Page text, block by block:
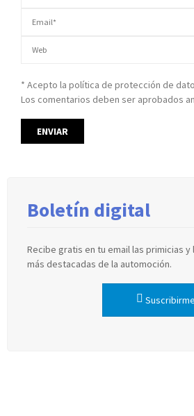
* Acepto la política de protección de
Los comentarios deben ser aprobados
Boletín digital
Recibe gratis en tu email las primicias
más destacadas de la automoción.
Suscribirme